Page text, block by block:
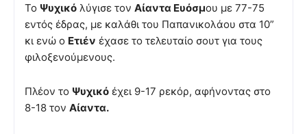
Το Ψυχικό λύγισε τον Αίαντα Ευόσμου με 77-75
εντός έδρας, με καλάθι του Παπανικολάου στα 10”
κι ενώ ο Ετιέν έχασε το τελευταίο σουτ για τους
φιλοξενούμενους.
Πλέον το Ψυχικό έχει 9-17 ρεκόρ, αφήνοντας στο
8-18 τον Αίαντα.